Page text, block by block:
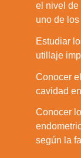
el nivel de
uno de
Estudiar
utillaje
Conocer
cavidad
Conocer
según la